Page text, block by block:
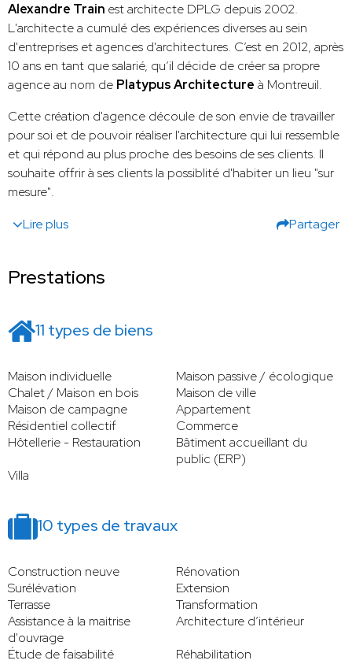
Alexandre Train est architecte DPLG depuis 2002.
L'architecte a cumulé des expériences diverses au sein
d'entreprises et agences d'architectures. C’est en 2012, après
10 ans en tant que salarié, qu’il décide de créer sa propre
agence au nom de Platypus Architecture à Montreuil.
Cette création d'agence découle de son envie de travailler
pour soi et de pouvoir réaliser l'architecture qui lui ressemble
et qui répond au plus proche des besoins de ses clients. Il
souhaite offrir à ses clients la possiblité d'habiter un lieu "sur
mesure".
Lire plus
Partager
Prestations
11 types de biens
Maison individuelle
Maison passive / écologique
Chalet / Maison en bois
Maison de ville
Maison de campagne
Appartement
Résidentiel collectif
Commerce
Hôtellerie - Restauration
Bâtiment accueillant du
public (ERP)
Villa
10 types de travaux
Construction neuve
Rénovation
Surélévation
Extension
Terrasse
Transformation
Assistance à la maitrise
d'ouvrage
Architecture d’intérieur
Étude de faisabilité
Réhabilitation